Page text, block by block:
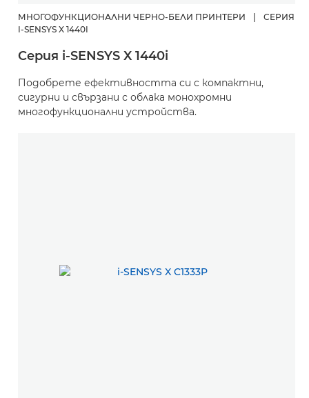
МНОГОФУНКЦИОНАЛНИ ЧЕРНО-БЕЛИ ПРИНТЕРИ
СЕРИЯ
I-SENSYS X 1440I
Серия i-SENSYS X 1440i
Подобрете ефективността си с компактни,
сигурни и свързани с облака монохромни
многофункционални устройства.